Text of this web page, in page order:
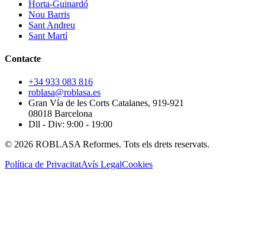
Horta-Guinardó
Nou Barris
Sant Andreu
Sant Martí
Contacte
+34 933 083 816
roblasa@roblasa.es
Gran Vía de les Corts Catalanes, 919-921
08018 Barcelona
Dll - Div: 9:00 - 19:00
© 2026 ROBLASA Reformes. Tots els drets reservats.
Política de PrivacitatAvís LegalCookies